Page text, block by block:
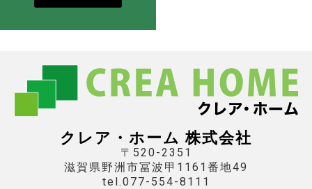
クレア・ホーム 株式会社
〒520-2351
滋賀県野洲市冨波甲1161番地49
tel.077-554-8111